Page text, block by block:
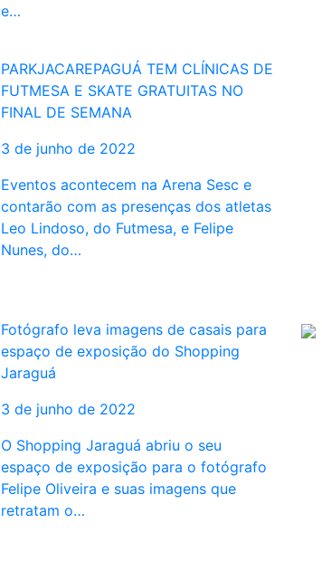
e…
PARKJACAREPAGUÁ TEM CLÍNICAS DE
FUTMESA E SKATE GRATUITAS NO
FINAL DE SEMANA
3 de junho de 2022
Eventos acontecem na Arena Sesc e
contarão com as presenças dos atletas
Leo Lindoso, do Futmesa, e Felipe
Nunes, do…
Fotógrafo leva imagens de casais para
espaço de exposição do Shopping
Jaraguá
3 de junho de 2022
O Shopping Jaraguá abriu o seu
espaço de exposição para o fotógrafo
Felipe Oliveira e suas imagens que
retratam o…